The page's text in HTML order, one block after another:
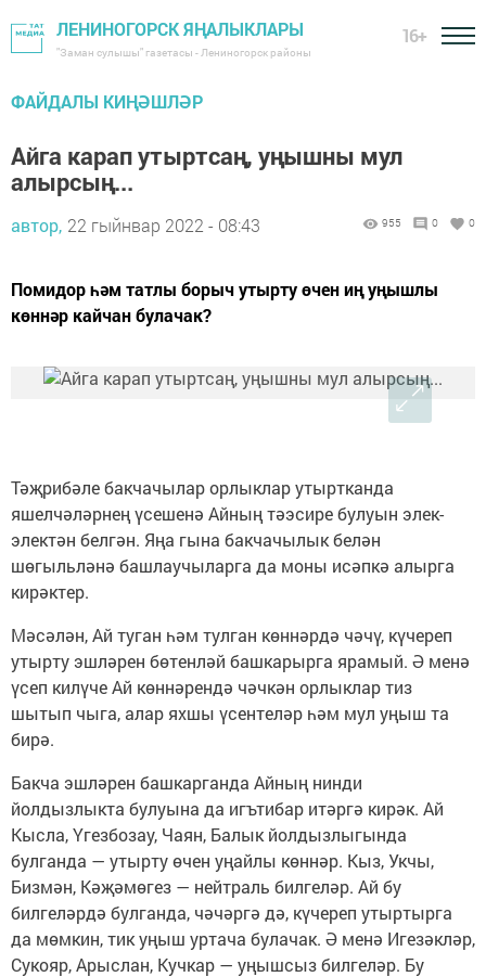
ЛЕНИНОГОРСК ЯҢАЛЫКЛАРЫ
"Заман сулышы" газетасы - Лениногорск районы
16+
ФАЙДАЛЫ КИҢӘШЛӘР
Айга карап утыртсаң, уңышны мул
алырсың...
автор, 22 гыйнвар 2022 - 08:43 955 0 0
Помидор һәм татлы борыч утырту өчен иң уңышлы
көннәр кайчан булачак?
Тәҗрибәле бакчачылар орлыклар утыртканда
яшелчәләрнең үсешенә Айның тәэсире булуын элек-
электән белгән. Яңа гына бакчачылык белән
шөгыльләнә башлаучыларга да моны исәпкә алырга
кирәктер.
Мәсәлән, Ай туган һәм тулган көннәрдә чәчү, күчереп
утырту эшләрен бөтенләй башкарырга ярамый. Ә менә
үсеп килүче Ай көннәрендә чәчкән орлыклар тиз
шытып чыга, алар яхшы үсентеләр һәм мул уңыш та
бирә.
Бакча эшләрен башкарганда Айның нинди
йолдызлыкта булуына да игътибар итәргә кирәк. Ай
Кысла, Үгезбозау, Чаян, Балык йолдызлыгында
булганда — утырту өчен уңайлы көннәр. Кыз, Укчы,
Бизмән, Кәҗәмөгез — нейтраль билгеләр. Ай бу
билгеләрдә булганда, чәчәргә дә, күчереп утыртырга
да мөмкин, тик уңыш уртача булачак. Ә менә Игезәкләр,
Сукояр, Арыслан, Кучкар — уңышсыз билгеләр. Бу